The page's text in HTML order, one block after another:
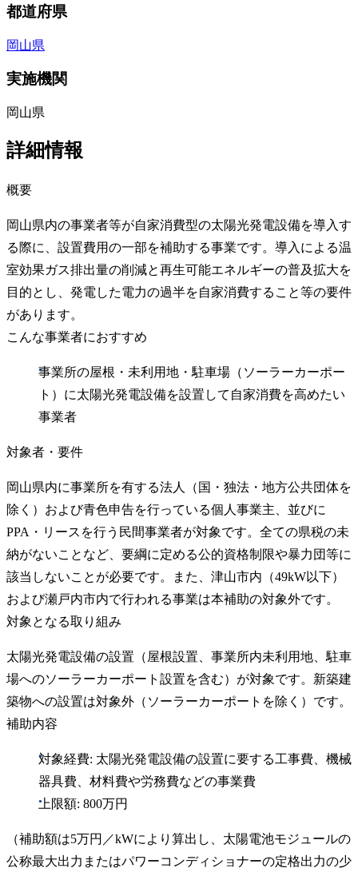
都道府県
岡山県
実施機関
岡山県
詳細情報
概要
岡山県内の事業者等が自家消費型の太陽光発電設備を導入す
る際に、設置費用の一部を補助する事業です。導入による温
室効果ガス排出量の削減と再生可能エネルギーの普及拡大を
目的とし、発電した電力の過半を自家消費すること等の要件
があります。
こんな事業者におすすめ
事業所の屋根・未利用地・駐車場（ソーラーカーポー
ト）に太陽光発電設備を設置して自家消費を高めたい
事業者
対象者・要件
岡山県内に事業所を有する法人（国・独法・地方公共団体を
除く）および青色申告を行っている個人事業主、並びに
PPA・リースを行う民間事業者が対象です。全ての県税の未
納がないことなど、要綱に定める公的資格制限や暴力団等に
該当しないことが必要です。また、津山市内（49kW以下）
および瀬戸内市内で行われる事業は本補助の対象外です。
対象となる取り組み
太陽光発電設備の設置（屋根設置、事業所内未利用地、駐車
場へのソーラーカーポート設置を含む）が対象です。新築建
築物への設置は対象外（ソーラーカーポートを除く）です。
補助内容
対象経費: 太陽光発電設備の設置に要する工事費、機械
器具費、材料費や労務費などの事業費
上限額: 800万円
（補助額は5万円／kWにより算出し、太陽電池モジュールの
公称最大出力またはパワーコンディショナーの定格出力の少